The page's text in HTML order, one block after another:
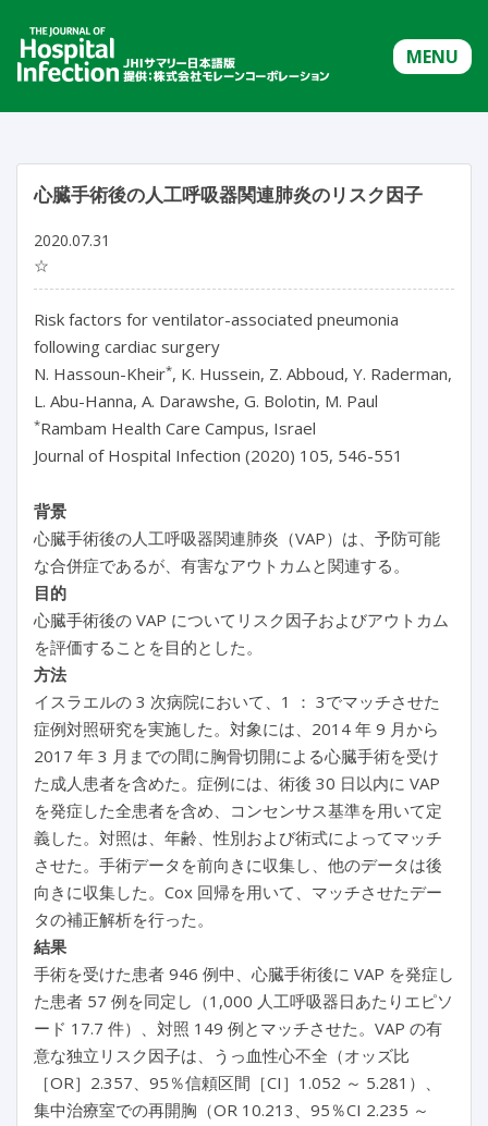
MENU
心臓手術後の人工呼吸器関連肺炎のリスク因子
2020.07.31
☆
Risk factors for ventilator-associated pneumonia
following cardiac surgery
N. Hassoun-Kheir*, K. Hussein, Z. Abboud, Y. Raderman,
L. Abu-Hanna, A. Darawshe, G. Bolotin, M. Paul
*Rambam Health Care Campus, Israel
Journal of Hospital Infection (2020) 105, 546-551
背景
心臓手術後の人工呼吸器関連肺炎（VAP）は、予防可能
な合併症であるが、有害なアウトカムと関連する。
目的
心臓手術後の VAP についてリスク因子およびアウトカム
を評価することを目的とした。
方法
イスラエルの 3 次病院において、1 ： 3でマッチさせた
症例対照研究を実施した。対象には、2014 年 9 月から
2017 年 3 月までの間に胸骨切開による心臓手術を受け
た成人患者を含めた。症例には、術後 30 日以内に VAP
を発症した全患者を含め、コンセンサス基準を用いて定
義した。対照は、年齢、性別および術式によってマッチ
させた。手術データを前向きに収集し、他のデータは後
向きに収集した。Cox 回帰を用いて、マッチさせたデー
タの補正解析を行った。
結果
手術を受けた患者 946 例中、心臓手術後に VAP を発症し
た患者 57 例を同定し（1,000 人工呼吸器日あたりエピソ
ード 17.7 件）、対照 149 例とマッチさせた。VAP の有
意な独立リスク因子は、うっ血性心不全（オッズ比
［OR］2.357、95％信頼区間［CI］1.052 ～ 5.281）、
集中治療室での再開胸（OR 10.213、95％CI 2.235 ～